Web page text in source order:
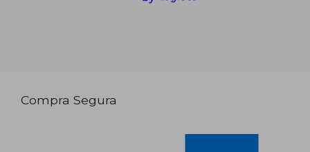
Compra Segura